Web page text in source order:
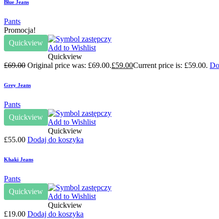
Blue Jeans
Pants
Promocja!
Quickview
Add to Wishlist
Quickview
£69.00 Original price was: £69.00.£59.00Current price is: £59.00.
Grey Jeans
Pants
Quickview
Add to Wishlist
Quickview
£55.00 Dodaj do koszyka
Khaki Jeans
Pants
Quickview
Add to Wishlist
Quickview
£19.00 Dodaj do koszyka